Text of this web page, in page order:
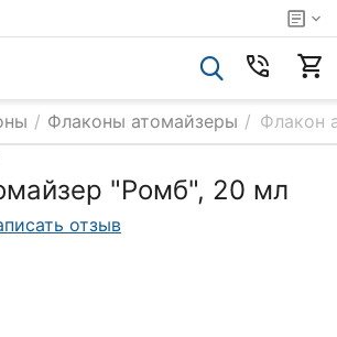
/ Флаконы атомайзеры / Флакон
"Ромб", 20 мл
отзыв